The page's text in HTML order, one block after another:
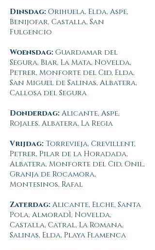
Dinsdag:Orihuela, Elda, Aspe,
Benijofar, Castalla, San
Fulgencio
Woensdag:Guardamar del
Segura, Biar, La Mata, Novelda,
Petrer, Monforte del Cid, Elda,
San Miguel de Salinas, Albatera,
Callosa del Segura
Donderdag:Alicante, Aspe,
Rojales, Albatera, La Regia
Vrijdag:Torrevieja, Crevillent,
Petrer, Pilar de la Horadada,
Albatera, Monforte del Cid, Onil,
Granja de Rocamora,
Montesinos, Rafal
Zaterdag:Alicante, Elche, Santa
Pola, AlmoradÌ, Novelda,
Castalla, Catral, La Romana,
Salinas, Elda, Playa Flamenca